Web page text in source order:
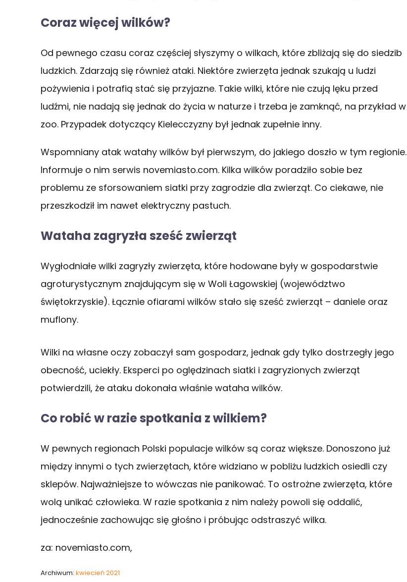
Coraz więcej wilków?
Od pewnego czasu coraz częściej słyszymy o wilkach, które zbliżają się do siedzib
ludzkich. Zdarzają się również ataki. Niektóre zwierzęta jednak szukają u ludzi
pożywienia i potrafią stać się przyjazne. Takie wilki, które nie czują lęku przed
ludźmi, nie nadają się jednak do życia w naturze i trzeba je zamknąć, na przykład w
zoo. Przypadek dotyczący Kielecczyzny był jednak zupełnie inny.
Wspomniany atak watahy wilków był pierwszym, do jakiego doszło w tym regionie.
Informuje o nim serwis novemiasto.com. Kilka wilków poradziło sobie bez
problemu ze sforsowaniem siatki przy zagrodzie dla zwierząt. Co ciekawe, nie
przeszkodził im nawet elektryczny pastuch.
Wataha zagryzła sześć zwierząt
Wygłodniałe wilki zagryzły zwierzęta, które hodowane były w gospodarstwie
agroturystycznym znajdującym się w Woli Łagowskiej (województwo
świętokrzyskie). Łącznie ofiarami wilków stało się sześć zwierząt – daniele oraz
muflony.
Wilki na własne oczy zobaczył sam gospodarz, jednak gdy tylko dostrzegły jego
obecność, uciekły. Eksperci po oględzinach siatki i zagryzionych zwierząt
potwierdzili, że ataku dokonała właśnie wataha wilków.
Co robić w razie spotkania z wilkiem?
W pewnych regionach Polski populacje wilków są coraz większe. Donoszono już
między innymi o tych zwierzętach, które widziano w pobliżu ludzkich osiedli czy
sklepów. Najważniejsze to wówczas nie panikować. To ostrożne zwierzęta, które
wolą unikać człowieka. W razie spotkania z nim należy powoli się oddalić,
jednocześnie zachowując się głośno i próbując odstraszyć wilka.
za: novemiasto.com,
Archiwum: kwiecień 2021